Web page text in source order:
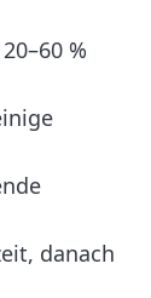
%
danach